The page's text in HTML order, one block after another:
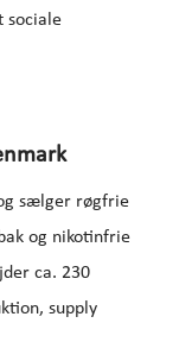
sociale
sælger røgfrie
og nikotinfrie
ca. 230
supply